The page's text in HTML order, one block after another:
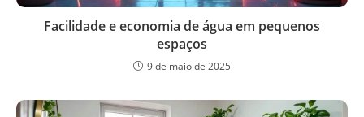
Facilidade e economia de água em pequenos
espaços
9 de maio de 2025